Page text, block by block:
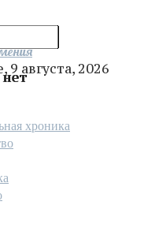
нет
9 августа, 2026
хроника